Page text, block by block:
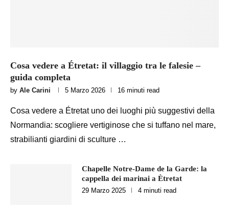
Cosa vedere a Étretat: il villaggio tra le falesie –
guida completa
by Ale Carini 5 Marzo 2026 16 minuti read
Cosa vedere a Étretat uno dei luoghi più suggestivi della
Normandia: scogliere vertiginose che si tuffano nel mare,
strabilianti giardini di sculture …
Chapelle Notre-Dame de la Garde: la
cappella dei marinai a Ètretat
29 Marzo 2025 4 minuti read